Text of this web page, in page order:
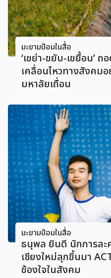
มะขามป้อมในสื่อ
‘เขย่า-ขยับ-เขยื้อน’ ถ
เคลื่อนไหวทางสังคม
มหาลัยเถื่อน
มะขามป้อมในสื่อ
ธนุพล ยินดี นักการล
เชียงใหม่ลุกขึ้นมา
ข้องใจในสังคม